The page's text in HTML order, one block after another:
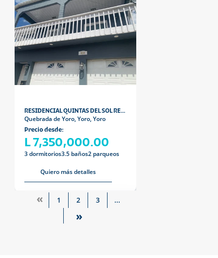
RESIDENCIAL QUINTAS DEL SOL RESIDENCIAL QUINTA
Quebrada de Yoro, Yoro, Yoro
Precio desde:
L 7,350,000.00
3 dormitorios3.5 baños2 parqueos
Quiero más detalles
« 1 2 3 ...
»